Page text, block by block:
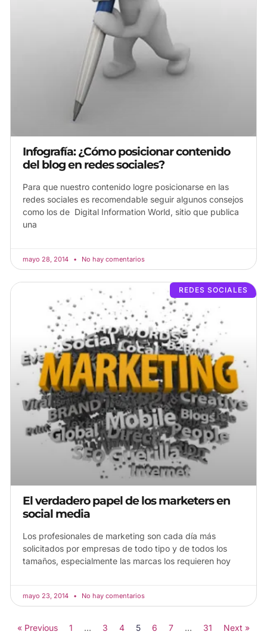
Infografía: ¿Cómo posicionar contenido
del blog en redes sociales?
Para que nuestro contenido logre posicionarse en las
redes sociales es recomendable seguir algunos consejos
como los de Digital Information World, sitio que publica
una
mayo 28, 2014 No hay comentarios
REDES SOCIALES
El verdadero papel de los marketers en
social media
Los profesionales de marketing son cada día más
solicitados por empresas de todo tipo y de todos los
tamaños, especialmente las marcas los requieren hoy
mayo 23, 2014 No hay comentarios
« Previous 1 … 3 4 5 6 7 … 31 Next »